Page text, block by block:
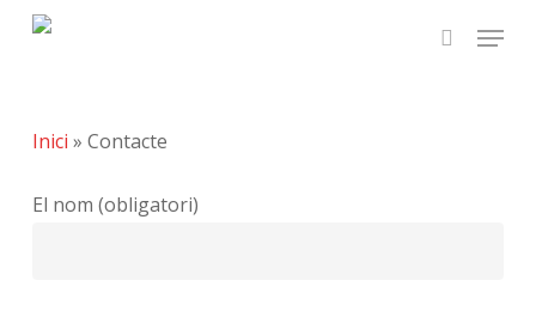
Skip
search
Menu
Inici » Contacte
El nom (obligatori)